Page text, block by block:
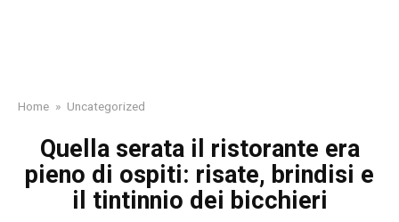
Home » Uncategorized
Quella serata il ristorante era
pieno di ospiti: risate, brindisi e
il tintinnio dei bicchieri